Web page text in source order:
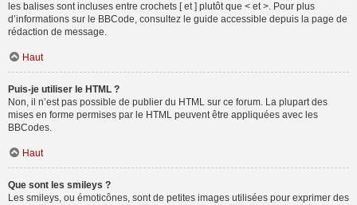
les balises sont incluses entre crochets [ et ] plutôt que < et >. Pour plus
d’informations sur le BBCode, consultez le guide accessible depuis la page de
rédaction de message.
Haut
Puis-je utiliser le HTML ?
Non, il n’est pas possible de publier du HTML sur ce forum. La plupart des
mises en forme permises par le HTML peuvent être appliquées avec les
BBCodes.
Haut
Que sont les smileys ?
Les smileys, ou émoticônes, sont de petites images utilisées pour exprimer des